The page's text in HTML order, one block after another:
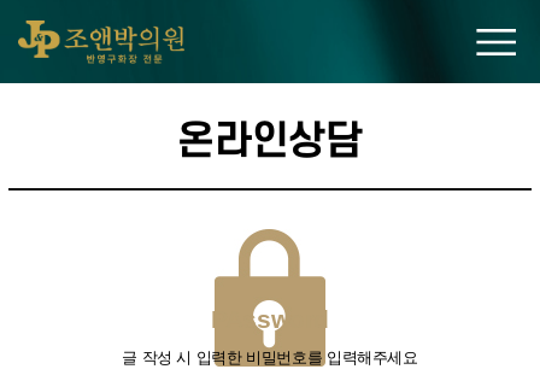
온라인상담
PAssword
글 작성 시 입력한 비밀번호를 입력해주세요